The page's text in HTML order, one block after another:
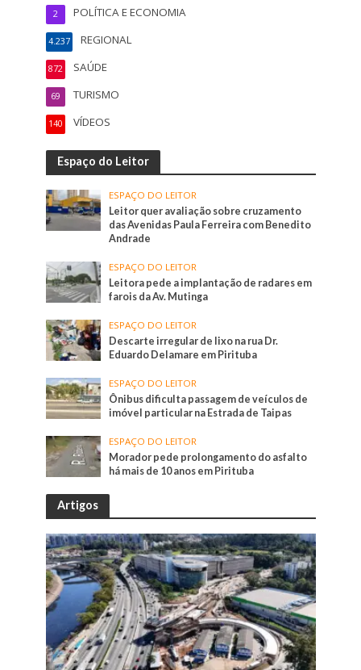
POLÍTICA E ECONOMIA
2
REGIONAL
4.237
SAÚDE
872
TURISMO
69
VÍDEOS
140
Espaço do Leitor
ESPAÇO DO LEITOR
Leitor quer avaliação sobre cruzamento
das Avenidas Paula Ferreira com Benedito
Andrade
ESPAÇO DO LEITOR
Leitora pede a implantação de radares em
farois da Av. Mutinga
ESPAÇO DO LEITOR
Descarte irregular de lixo na rua Dr.
Eduardo Delamare em Pirituba
ESPAÇO DO LEITOR
Ônibus dificulta passagem de veículos de
imóvel particular na Estrada de Taipas
ESPAÇO DO LEITOR
Morador pede prolongamento do asfalto
há mais de 10 anos em Pirituba
Artigos